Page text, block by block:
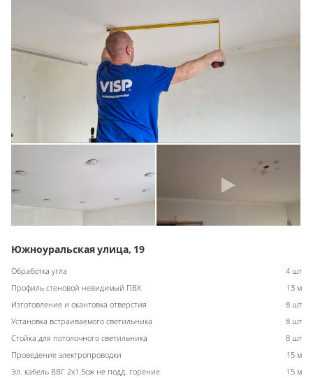
Южноуральская улица, 19
Обработка угла
4 шт
Профиль стеновой невидимый ПВХ
13 м
Изготовление и окантовка отверстия
8 шт
Установка встраиваемого светильника
8 шт
Стойка для потолочного светильника
8 шт
Проведение электропроводки
15 м
Эл. кабель ВВГ 2х1.5ож не подд. горение
15 м